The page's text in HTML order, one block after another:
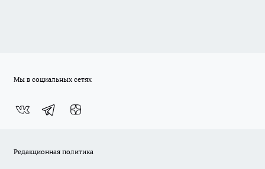
Мы в социальных сетях
Редакционная политика